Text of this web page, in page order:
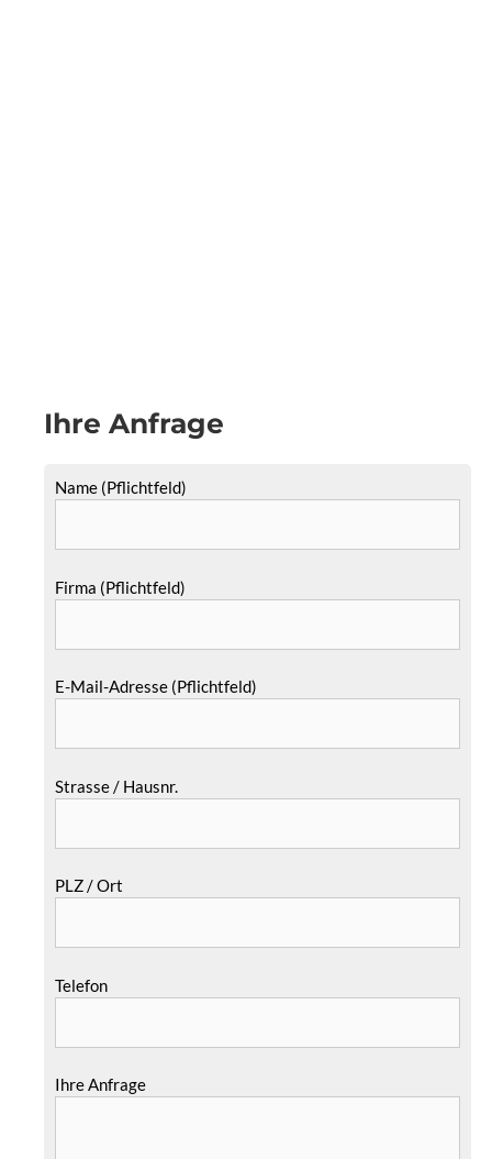
Ihre Anfrage
Name (Pflichtfeld)
Firma (Pflichtfeld)
E-Mail-Adresse (Pflichtfeld)
Strasse / Hausnr.
PLZ / Ort
Telefon
Ihre Anfrage